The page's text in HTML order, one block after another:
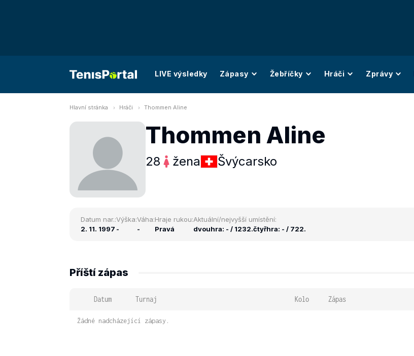
LIVE výsledky Zápasy Žebříčky Hráči Zprávy
Hlavní stránka Hráči Thommen Aline
Thommen Aline
28 žena Švýcarsko
Datum nar.:
2. 11. 1997
Výška:
-
Váha:
-
Hraje rukou:
Pravá
Aktuální/nejvyšší umístění:
dvouhra: - / 1232.čtyřhra: - / 722.
Příští zápas
Datum Turnaj Kolo Zápas
Žádné nadcházející zápasy.